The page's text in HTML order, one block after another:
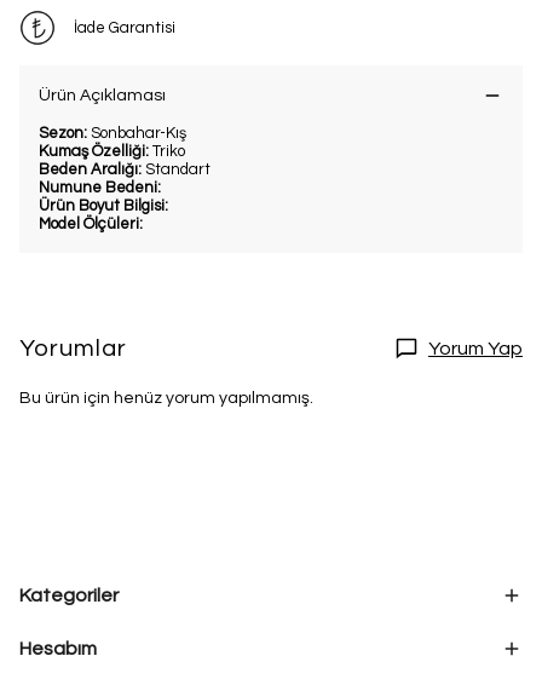
İade Garantisi
Ürün Açıklaması
Sezon: Sonbahar-Kış
Kumaş Özelliği: Triko
Beden Aralığı: Standart
Numune Bedeni:
Ürün Boyut Bilgisi:
Model Ölçüleri:
Yorumlar Yorum Yap
Bu ürün için henüz yorum yapılmamış.
Kategoriler
Hesabım